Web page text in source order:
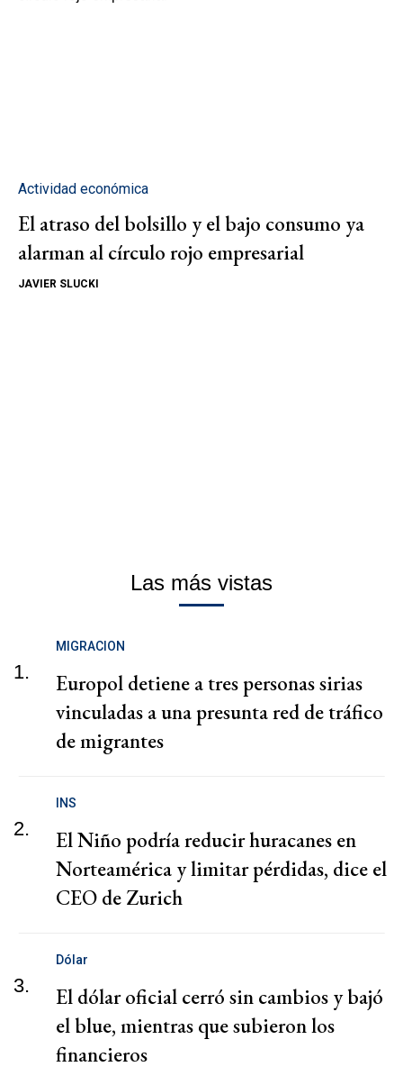
Actividad económica
El atraso del bolsillo y el bajo consumo ya
alarman al círculo rojo empresarial
JAVIER SLUCKI
Las más vistas
1.
MIGRACION
Europol detiene a tres personas sirias
vinculadas a una presunta red de tráfico
de migrantes
2.
INS
El Niño podría reducir huracanes en
Norteamérica y limitar pérdidas, dice el
CEO de Zurich
3.
Dólar
El dólar oficial cerró sin cambios y bajó
el blue, mientras que subieron los
financieros